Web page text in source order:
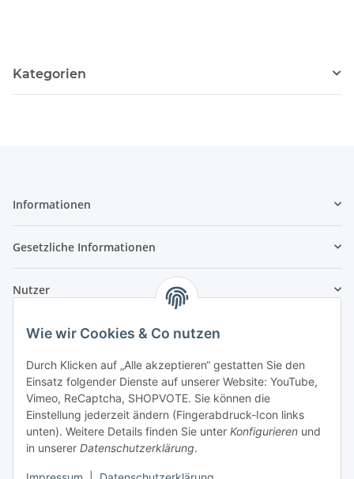
Wie wir Cookies & Co nutzen
Durch Klicken auf „Alle akzeptieren“ gestatten Sie den
Einsatz folgender Dienste auf unserer Website: YouTube,
Vimeo, ReCaptcha, SHOPVOTE. Sie können die
Einstellung jederzeit ändern (Fingerabdruck-Icon links
unten). Weitere Details finden Sie unter Konfigurieren und
in unserer Datenschutzerklärung.
Kategorien
Informationen
Gesetzliche Informationen
Nutzer